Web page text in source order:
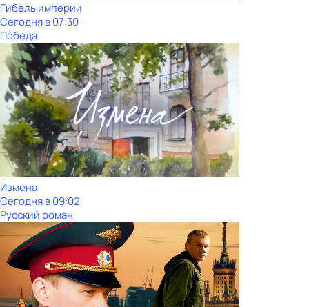
Гибель империи
Сегодня в 07:30
Победа
Измена
Сегодня в 09:02
Русский роман